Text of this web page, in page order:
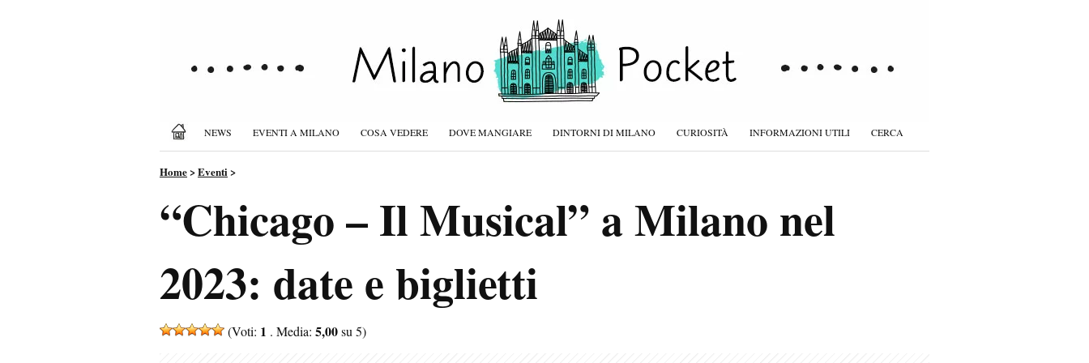
NEWS EVENTI A MILANO COSA VEDERE DOVE MANGIARE DINTORNI DI MILANO CURIOSITÀ INFORMAZIONI UTILI CERCA
Home>Eventi>
“Chicago – Il Musical” a Milano nel
2023: date e biglietti
(Voti: 1 . Media: 5,00su 5)